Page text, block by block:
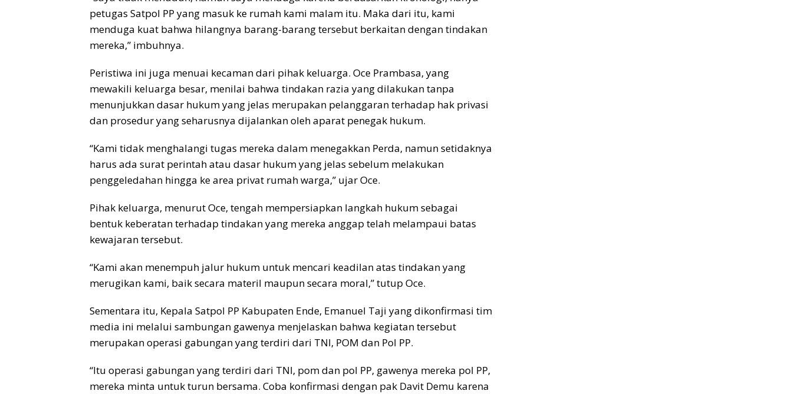
petugas Satpol PP yang masuk ke rumah kami malam itu. Maka dari itu, kami
menduga kuat bahwa hilangnya barang-barang tersebut berkaitan dengan tindakan
mereka,” imbuhnya.
Peristiwa ini juga menuai kecaman dari pihak keluarga. Oce Prambasa, yang
mewakili keluarga besar, menilai bahwa tindakan razia yang dilakukan tanpa
menunjukkan dasar hukum yang jelas merupakan pelanggaran terhadap hak privasi
dan prosedur yang seharusnya dijalankan oleh aparat penegak hukum.
“Kami tidak menghalangi tugas mereka dalam menegakkan Perda, namun setidaknya
harus ada surat perintah atau dasar hukum yang jelas sebelum melakukan
penggeledahan hingga ke area privat rumah warga,” ujar Oce.
Pihak keluarga, menurut Oce, tengah mempersiapkan langkah hukum sebagai
bentuk keberatan terhadap tindakan yang mereka anggap telah melampaui batas
kewajaran tersebut.
“Kami akan menempuh jalur hukum untuk mencari keadilan atas tindakan yang
merugikan kami, baik secara materil maupun secara moral,” tutup Oce.
Sementara itu, Kepala Satpol PP Kabupaten Ende, Emanuel Taji yang dikonfirmasi tim
media ini melalui sambungan gawenya menjelaskan bahwa kegiatan tersebut
merupakan operasi gabungan yang terdiri dari TNI, POM dan Pol PP.
“Itu operasi gabungan yang terdiri dari TNI, pom dan pol PP, gawenya mereka pol PP,
mereka minta untuk turun bersama. Coba konfirmasi dengan pak Davit Demu karena